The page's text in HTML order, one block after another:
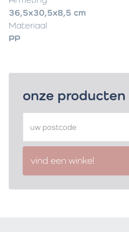
36,5x30,5x8,5 cm
Materiaal
PP
onze producten
vind een winkel